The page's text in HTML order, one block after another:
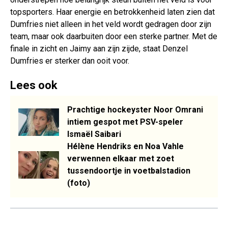
topsporters. Haar energie en betrokkenheid laten zien dat
Dumfries niet alleen in het veld wordt gedragen door zijn
team, maar ook daarbuiten door een sterke partner. Met de
finale in zicht en Jaimy aan zijn zijde, staat Denzel
Dumfries er sterker dan ooit voor.
Lees ook
Prachtige hockeyster Noor Omrani
intiem gespot met PSV-speler
Ismaël Saibari
Hélène Hendriks en Noa Vahle
verwennen elkaar met zoet
tussendoortje in voetbalstadion
(foto)